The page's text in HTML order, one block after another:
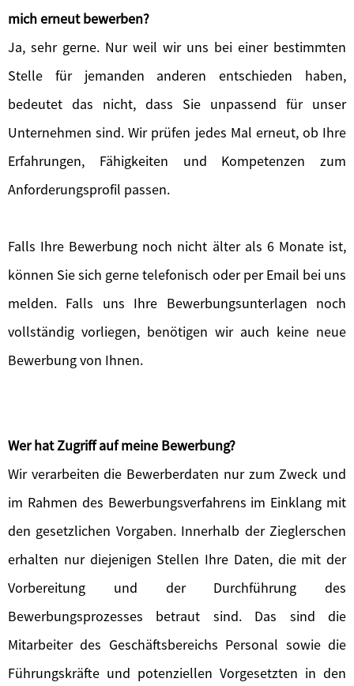
mich erneut bewerben?
Ja, sehr gerne. Nur weil wir uns bei einer bestimmten
Stelle für jemanden anderen entschieden haben,
bedeutet das nicht, dass Sie unpassend für unser
Unternehmen sind. Wir prüfen jedes Mal erneut, ob Ihre
Erfahrungen, Fähigkeiten und Kompetenzen zum
Anforderungsprofil passen.
Falls Ihre Bewerbung noch nicht älter als 6 Monate ist,
können Sie sich gerne telefonisch oder per Email bei uns
melden. Falls uns Ihre Bewerbungsunterlagen noch
vollständig vorliegen, benötigen wir auch keine neue
Bewerbung von Ihnen.
Wer hat Zugriff auf meine Bewerbung?
Wir verarbeiten die Bewerberdaten nur zum Zweck und
im Rahmen des Bewerbungsverfahrens im Einklang mit
den gesetzlichen Vorgaben. Innerhalb der Zieglerschen
erhalten nur diejenigen Stellen Ihre Daten, die mit der
Vorbereitung und der Durchführung des
Bewerbungsprozesses betraut sind. Das sind die
Mitarbeiter des Geschäftsbereichs Personal sowie die
Führungskräfte und potenziellen Vorgesetzten in den